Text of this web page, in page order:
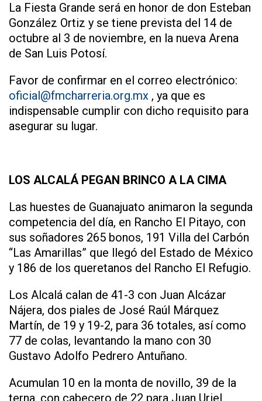
La Fiesta Grande será en honor de don Esteban
González Ortiz y se tiene prevista del 14 de
octubre al 3 de noviembre, en la nueva Arena
de San Luis Potosí.
Favor de confirmar en el correo electrónico:
oficial@fmcharreria.org.mx , ya que es
indispensable cumplir con dicho requisito para
asegurar su lugar.
LOS ALCALÁ PEGAN BRINCO A LA CIMA
Las huestes de Guanajuato animaron la segunda
competencia del día, en Rancho El Pitayo, con
sus soñadores 265 bonos, 191 Villa del Carbón
“Las Amarillas” que llegó del Estado de México
y 186 de los queretanos del Rancho El Refugio.
Los Alcalá calan de 41-3 con Juan Alcázar
Nájera, dos piales de José Raúl Márquez
Martín, de 19 y 19-2, para 36 totales, así como
77 de colas, levantando la mano con 30
Gustavo Adolfo Pedrero Antuñano.
Acumulan 10 en la monta de novillo, 39 de la
terna, con cabecero de 22 para Juan Uriel